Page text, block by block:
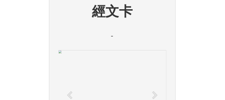
經文卡
-